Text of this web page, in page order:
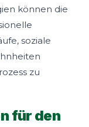
können die
soziale
zu
für den